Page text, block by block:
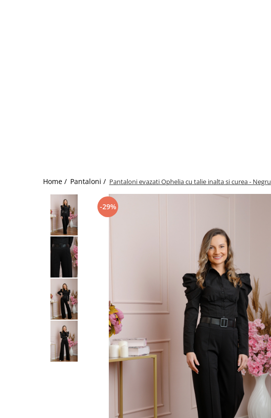
Home / Pantaloni / Pantaloni evazati Ophelia cu talie inalta si curea - Negru
-29%